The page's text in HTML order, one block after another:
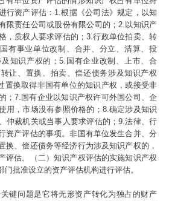
行资产评估：1.根据《公司法》规定，以知
限责任公司或股份有限公司的；2.以知识产
，质权人要求评估的；3.行政单位拍卖、转
有事业单位改制、合并、分立、清算、投
知识产权的；5.国有企业改制、上市、合
让、置换、拍卖、偿还债务涉及知识产权
置换取得非国有单位的知识产权，或接受非
；7.国有企业以知识产权许可外国公司、企
用，市场没有参照价格的；8.确定涉及知识
仲裁机关或当事人要求评估的；9.法律、行
资产评估的事项。非国有单位发生合并、分
换、偿还债务等经济行为涉及知识产权的，
评估。（二）知识产权评估的实施知识产权
批准设立的资产评估机构进行评估。
键问题是它将无形资产转化为独占的财产